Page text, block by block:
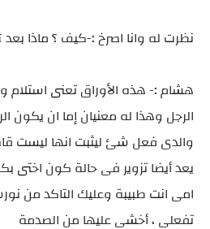
نظرت له وانا اصرخ :-كيف ؟ ماذا بعد
هشام :- هذه الأوراق تعنى استلام
الرجل وهذا له معنيان إما ان يكون
والدى فعل شئ ليثبت انها ليست
يعد أيضا تزوير فى حالة كون اختى
امى انت طبيبة وعليك التاكد من
تفعلى ، أخشى عليها من الصدمة